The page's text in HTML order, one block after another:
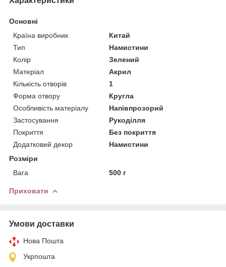
Основні
Країна виробник
Китай
Тип
Намистини
Колір
Зелений
Матеріал
Акрил
Кількість отворів
1
Форма отвору
Кругла
Особливість матеріалу
Напівпрозорий
Застосування
Рукоділля
Покриття
Без покриття
Додатковий декор
Намистини
Розміри
Вага
500 г
Приховати
Умови доставки
Нова Пошта
Укрпошта